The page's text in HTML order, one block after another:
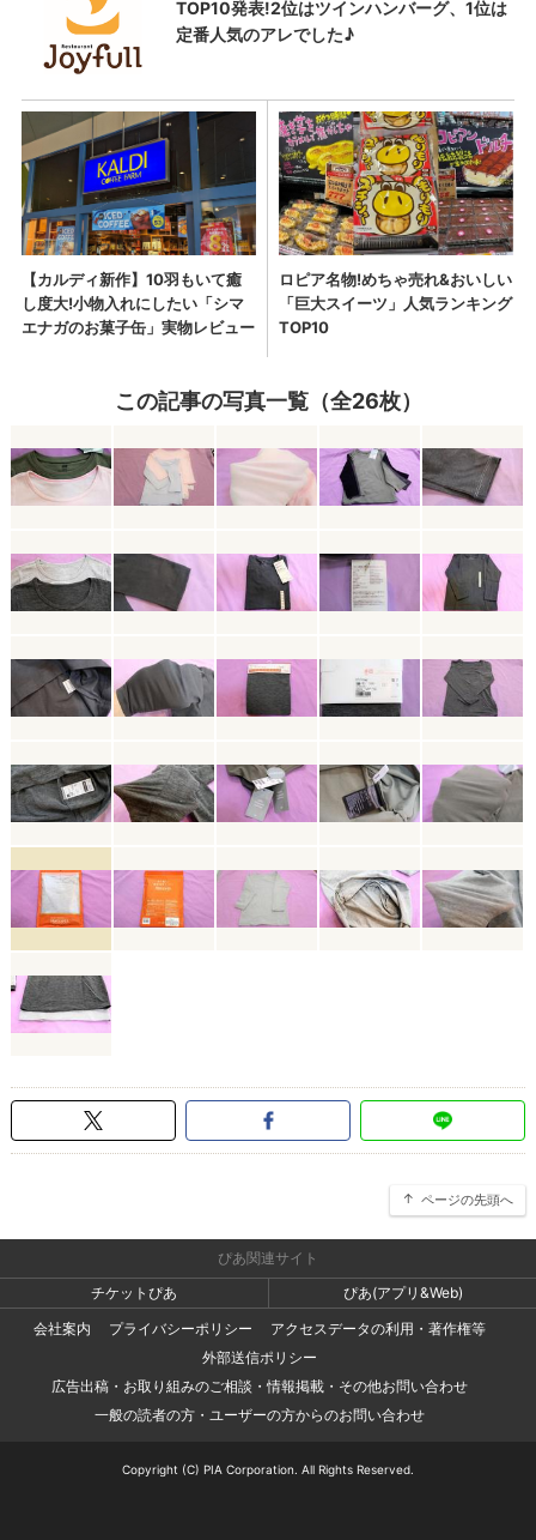
この記事の写真一覧（全26枚）
ページの先頭へ
ぴあ関連サイト
チケットぴあ
ぴあ(アプリ&Web)
会社案内
プライバシーポリシー
アクセスデータの利用・著作権等
外部送信ポリシー
広告出稿・お取り組みのご相談・情報掲載・その他お問い合わせ
一般の読者の方・ユーザーの方からのお問い合わせ
Copyright (C) PIA Corporation. All Rights Reserved.